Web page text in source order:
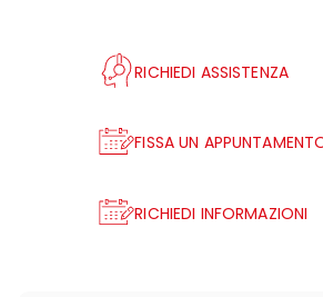
RICHIEDI ASSISTENZA
FISSA UN
RICHIEDI INFORMAZIONI